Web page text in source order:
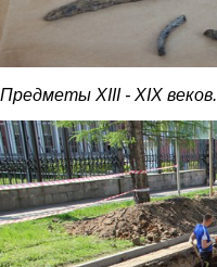
Предметы XIII - XIX веков.
3.jpg